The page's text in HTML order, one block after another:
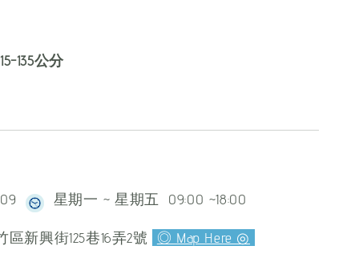
135公分
星期一 ~ 星期五 09:00 ~18:00
新興街125巷16弄2號 ◎ Map Here ◎